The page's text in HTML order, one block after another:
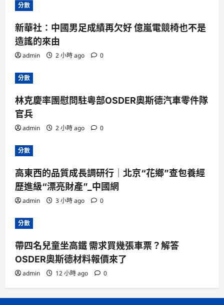
分數
新華社：中國男足成績再欠好 億嵐電競椅也不是
造謠的來由
admin 2 小時 ago 0
分數
林克慶率團慰問駐粵部OSDER奧斯德汽車零件隊
官兵
admin 2 小時 ago 0
分數
高東西的品質成長調研行｜北京“花鄉”查包養經
歷進級“漂亮財產”_中國網
admin 3 小時 ago 0
分數
帶四名兒童坐高鐵 需求買幾張車票？解答
OSDER奧斯德材料報價來了
admin 12 小時 ago 0